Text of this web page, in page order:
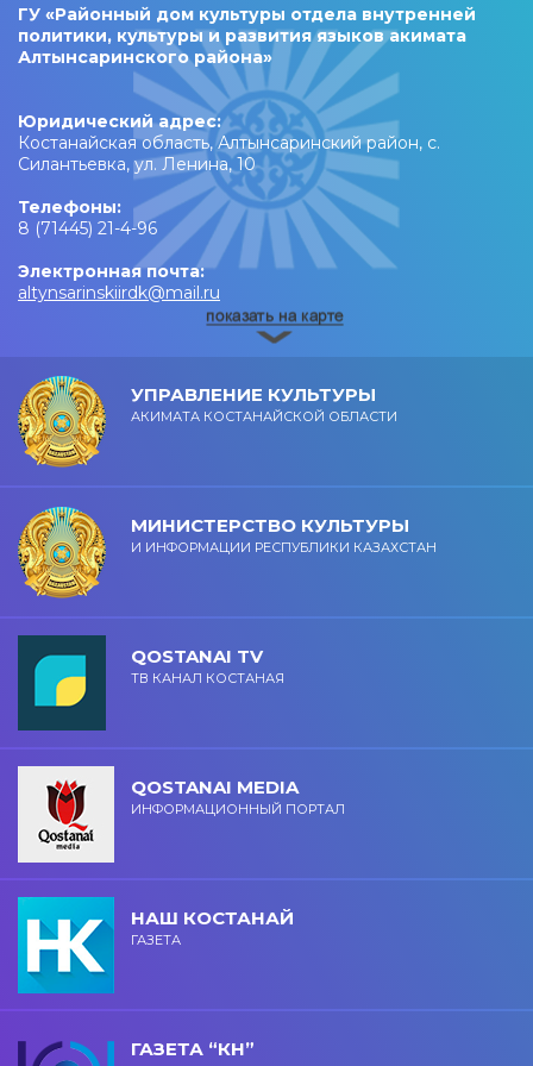
ГУ «Районный дом культуры отдела внутренней
политики, культуры и развития языков акимата
Алтынсаринского района»
Юридический адрес:
Костанайская область, Алтынсаринский район, с.
Силантьевка, ул. Ленина, 10
Телефоны:
8 (71445) 21-4-96
Электронная почта:
altynsarinskiirdk@mail.ru
УПРАВЛЕНИЕ КУЛЬТУРЫ
АКИМАТА КОСТАНАЙСКОЙ ОБЛАСТИ
МИНИСТЕРСТВО КУЛЬТУРЫ
И ИНФОРМАЦИИ РЕСПУБЛИКИ КАЗАХСТАН
QOSTANAI TV
ТВ КАНАЛ КОСТАНАЯ
QOSTANAI MEDIA
ИНФОРМАЦИОННЫЙ ПОРТАЛ
НАШ КОСТАНАЙ
ГАЗЕТА
ГАЗЕТА “КН”